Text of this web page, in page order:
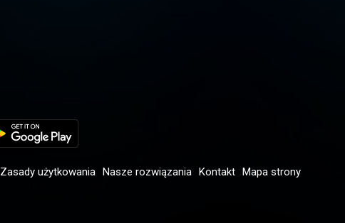
Zasady użytkowania Nasze rozwiązania Kontakt Mapa strony